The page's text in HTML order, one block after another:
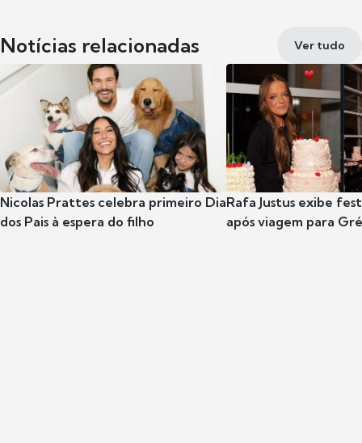
Notícias relacionadas Ver tudo
Nicolas Prattes celebra primeiro Dia
dos Pais à espera do filho
Rafa Justus exibe
após viagem para